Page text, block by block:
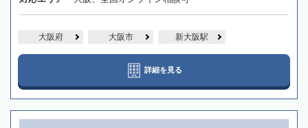
大阪府 大阪市 新大阪駅
詳細を見る